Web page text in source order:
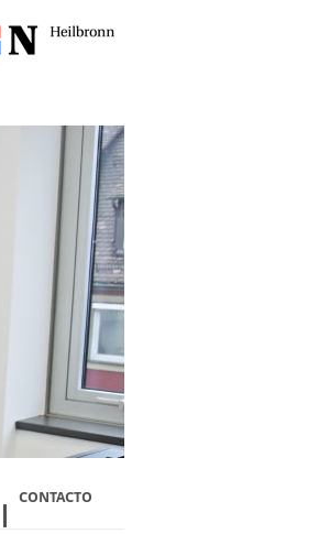
CONTACTO